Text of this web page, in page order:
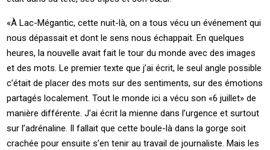
«À Lac-Mégantic, cette nuit-là, on a tous vécu un événement qui
nous dépassait et dont le sens nous échappait. En quelques
heures, la nouvelle avait fait le tour du monde avec des images
et des mots. Le premier texte que j’ai écrit, le seul angle possible
c’était de placer des mots sur des sentiments, sur des émotions
partagés localement. Tout le monde ici a vécu son «6 juillet» de
manière différente. J’ai écrit la mienne dans l’urgence et surtout
sur l’adrénaline. Il fallait que cette boule-là dans la gorge soit
crachée pour ensuite s’en tenir au travail de journaliste. Mais les